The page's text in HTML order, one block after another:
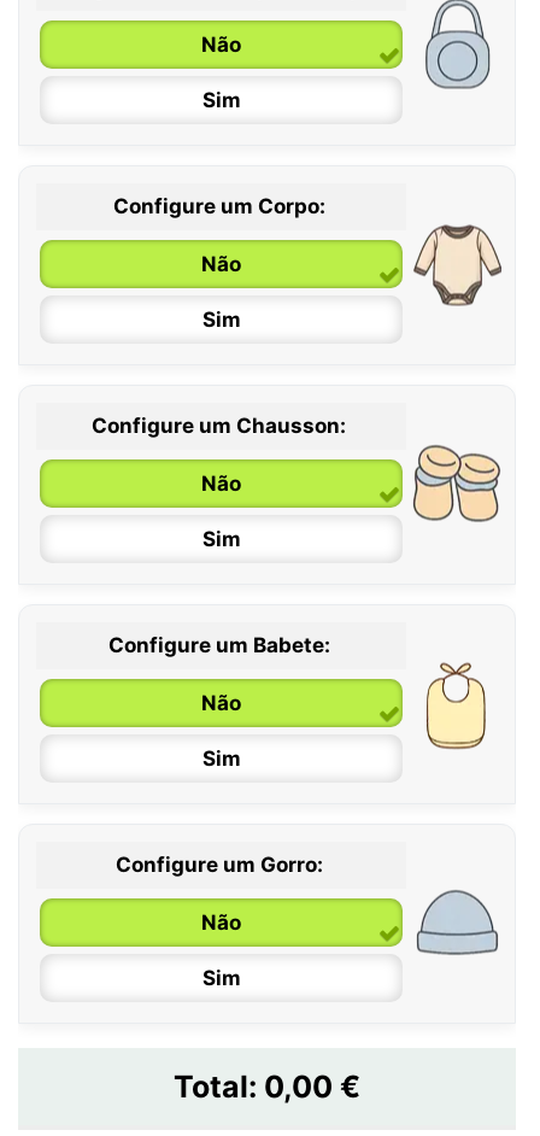
Não
Sim
Configure um Corpo:
Não
Sim
0 / 6 meses
6 / 12 meses
12 / 18 meses
Configure um Chausson:
Não
Sim
Configure um Babete:
Não
Sim
Configure um Gorro:
Não
Sim
Total: 0,00 €